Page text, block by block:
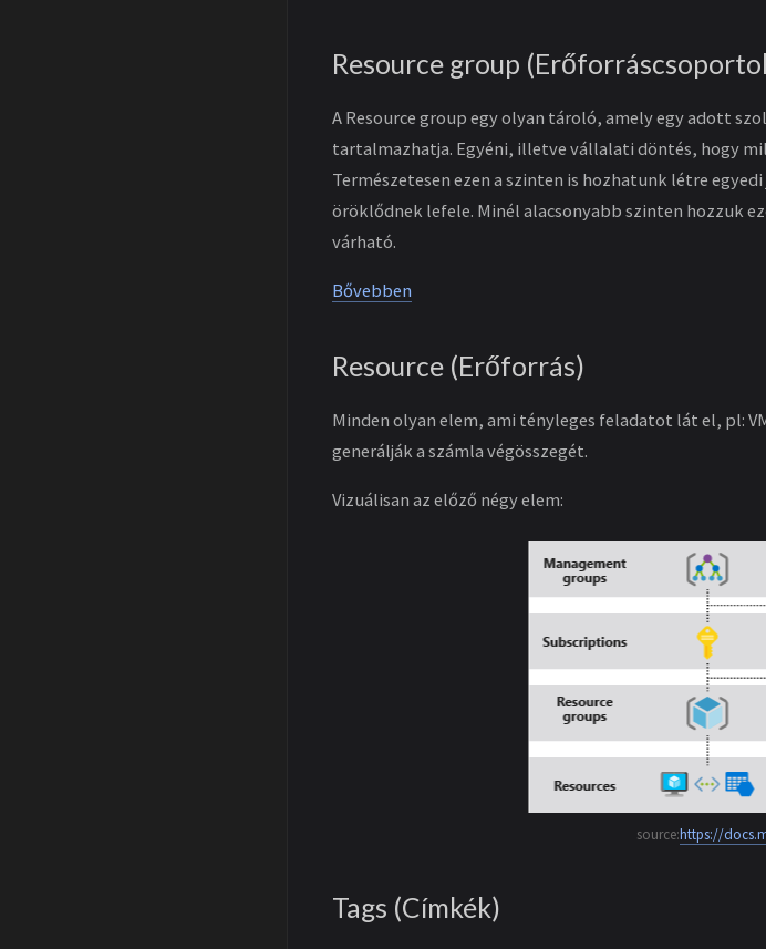
Resource group
A Resource group egy olyan tároló, amely egy adott
tartalmazhatja. Egyéni, illetve vállalati döntés, hogy
Természetesen ezen a szinten is hozhatunk létre
öröklődnek lefele. Minél alacsonyabb szinten hozzuk
várható.
Bővebben
Resource (Erőforrás)
Minden olyan elem, ami tényleges feladatot lát el, pl:
generálják a számla végösszegét.
Vizuálisan az előző négy elem:
source:https://
Tags (Címkék)